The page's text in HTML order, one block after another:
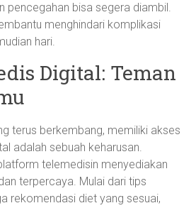
pencegahan bisa segera diambil.
menghindari komplikasi
hari.
Digital: Teman
terus berkembang, memiliki akses
adalah sebuah keharusan.
telemedisin menyediakan
terpercaya. Mulai dari tips
rekomendasi diet yang sesuai,